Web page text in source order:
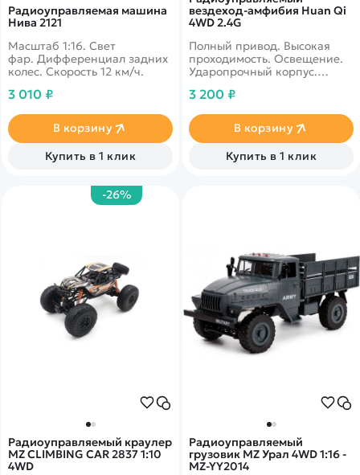
Радиоуправляемая машина
Нива 2121
Масштаб 1:16. Свет
фар. Дифференциал задних
колес. Скорость 12 км/ч.
3 010 ₽
В корзину
Купить в 1 клик
вездеход-амфибия Huan Qi
4WD 2.4G
Полный привод. Высокая
проходимость. Освещение.
Ударопрочный корпус.
действия пульта 20 метров.
3 200 ₽
В корзину
Купить в 1 клик
-26%
Радиоуправляемый краулер
MZ CLIMBING CAR 2837 1:10
4WD
Радиоуправляемый
грузовик MZ Урал 4WD 1:16 -
MZ-YY2014